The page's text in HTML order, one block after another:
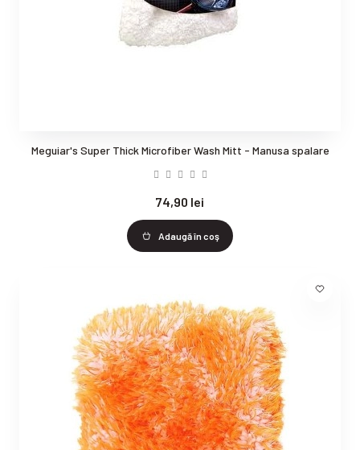
Meguiar's Super Thick Microfiber Wash Mitt - Manusa spalare
74,90 lei
Adaugă în coş